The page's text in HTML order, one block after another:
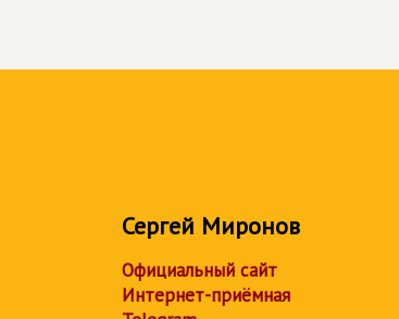
Сергей Миронов
Официальный сайт
Интернет-приёмная